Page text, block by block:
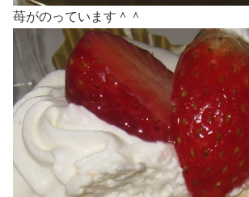
苺がのっています＾＾